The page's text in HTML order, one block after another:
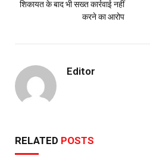
शिकायत के बाद भी सख्त कार्रवाई नहीं
करने का आरोप
Editor
RELATED POSTS